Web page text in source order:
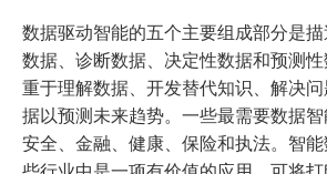
数据驱动智能的五个主要组成部分是
数据、诊断数据、决定性数据和预测
重于理解数据、开发替代知识、解决
据以预测未来趋势。一些最需要数据
安全、金融、健康、保险和执法。智